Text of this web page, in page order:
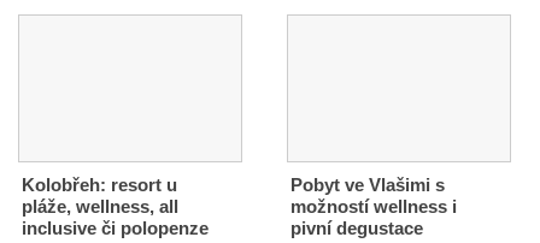
Kolobřeh: resort u
pláže, wellness, all
inclusive či polopenze
Pobyt ve Vlašimi s
možností wellness i
pivní degustace